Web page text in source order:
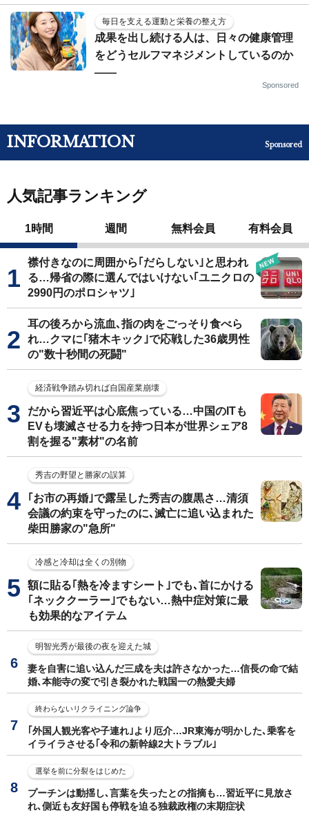
毎日を支える運動と栄養の整え方
成果を出し続ける人は、日々の健康管理
をどうセルフマネジメントしているのか
——
Sponsored
INFORMATION Sponsored
人気記事ランキング
1時間 週間 無料会員 有料会員
襟付きなのに周囲から｢だらしない｣と思われ
る…帰省の際に選んではいけない｢ユニクロの
2990円のポロシャツ｣
耳の後ろから流血､指の肉をごっそり食べら
れ…クマに｢猪木キック｣で応戦した36歳男性
の"数十秒間の死闘"
経済戦争踏み切れば自国産業崩壊
だから習近平は心底焦っている…中国のITも
EVも壊滅させる力を持つ日本が世界シェア8
割を握る"素材"の名前
秀吉の野望と勝家の誤算
｢お市の再婚｣で露呈した秀吉の腹黒さ…清須
会議の約束を守ったのに､滅亡に追い込まれた
柴田勝家の"急所"
冷感と冷却は全くの別物
額に貼る｢熱を冷ますシート｣でも､首にかける
｢ネッククーラー｣でもない…熱中症対策に最
も効果的なアイテム
明智光秀が最後の夜を迎えた城
妻を自害に追い込んだ三成を夫は許さなかった…信長の命で結
婚､本能寺の変で引き裂かれた戦国一の熱愛夫婦
終わらないリクライニング論争
｢外国人観光客や子連れ｣より厄介…JR東海が明かした､乗客を
イライラさせる｢令和の新幹線2大トラブル｣
選挙を前に分裂をはじめた
プーチンは動揺し､言葉を失ったとの指摘も…習近平に見放さ
れ､側近も友好国も停戦を迫る独裁政権の末期症状